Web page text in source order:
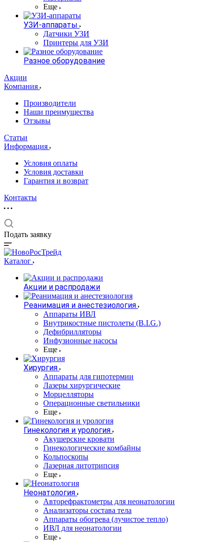
Еще
УЗИ-аппараты
Датчики УЗИ
Принтеры для УЗИ
Разное оборудование
Акции
Компания
Производители
Наши преимущества
Отзывы
Статьи
Информация
Условия оплаты
Условия доставки
Гарантия и возврат
Контакты
Подать заявку
Каталог
Акции и распродажи
Реанимация и анестезиология
Аппараты ИВЛ
Внутрикостные пистолеты (B.I.G.)
Дефибрилляторы
Инфузионные насосы
Еще
Хирургия
Аппараты для гипотермии
Лазеры хирургические
Морцелляторы
Операционные светильники
Еще
Гинекология и урология
Акушерские кровати
Гинекологические комбайны
Кольпоскопы
Лазерная литотрипсия
Еще
Неонатология
Авторефрактометры для неонатологии
Анализаторы состава тела
Аппараты обогрева (лучистое тепло)
ИВЛ для неонатологии
Еще